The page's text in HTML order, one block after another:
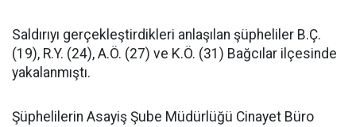
Saldırıyı gerçekleştirdikleri anlaşılan şüpheliler B.Ç.
(19), R.Y. (24), A.Ö. (27) ve K.Ö. (31) Bağcılar ilçesinde
yakalanmıştı.
Şüphelilerin Asayiş Şube Müdürlüğü Cinayet Büro